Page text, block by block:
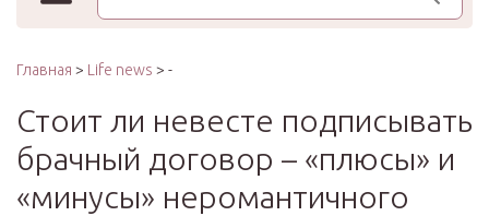
Главная > Life news > -
Стоит ли невесте подписывать
брачный договор – «плюсы» и
«минусы» неромантичного